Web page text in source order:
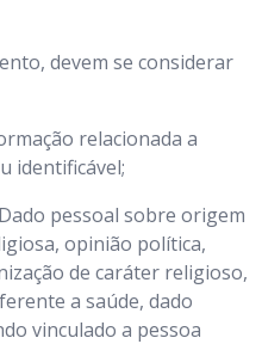
devem se considerar
relacionada a
identificável;
pessoal sobre origem
opinião política,
de caráter religioso,
a saúde, dado
vinculado a pessoa